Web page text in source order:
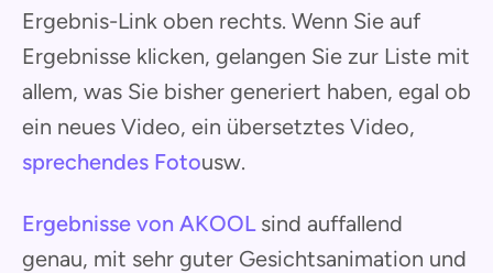
Ergebnis-Link oben rechts. Wenn Sie auf
Ergebnisse klicken, gelangen Sie zur Liste mit
allem, was Sie bisher generiert haben, egal ob
ein neues Video, ein übersetztes Video,
sprechendes Fotousw.
Ergebnisse von AKOOLsind auffallend
genau, mit sehr guter Gesichtsanimation und